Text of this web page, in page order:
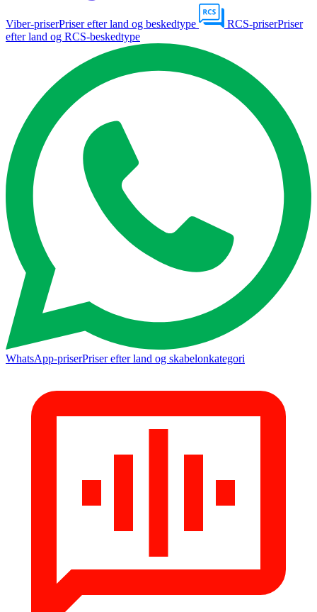
Viber-priserPriser efter land og beskedtype RCS-priserPriser
efter land og RCS-beskedtype
WhatsApp-priserPriser efter land og skabelonkategori